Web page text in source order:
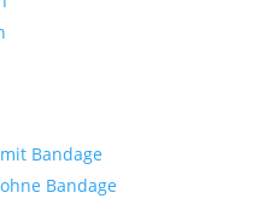
Bandage
Bandage